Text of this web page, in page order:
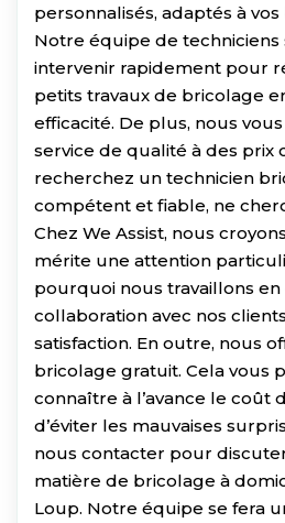
personnalisés, adaptés à
Notre équipe de techniciens
intervenir rapidement pour
petits travaux de bricolage
efficacité. De plus, nous
service de qualité à des prix
recherchez un technicien
compétent et fiable, ne
Chez We Assist, nous
mérite une attention
pourquoi nous travaillons
collaboration avec nos
satisfaction. En outre, nous
bricolage gratuit. Cela vous
connaître à l’avance le coût
d’éviter les mauvaises
nous contacter pour
matière de bricolage à
Loup. Notre équipe se fera